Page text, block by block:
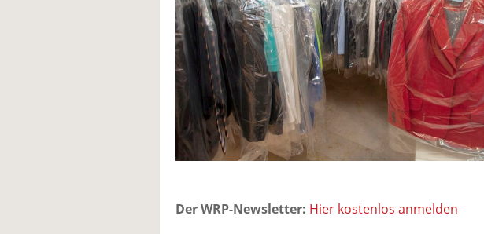
Der WRP-Newsletter: Hier kostenlos anmelden